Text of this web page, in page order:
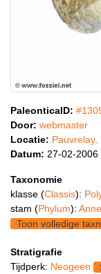
PaleonticaID:
Door: webmaster
Locatie: Pauvrelay,
Datum: 27-02-2006
Taxonomie
klasse (Classis):
stam (Phylum):
Toon volledige
Stratigrafie
Tijdperk: Neogeen